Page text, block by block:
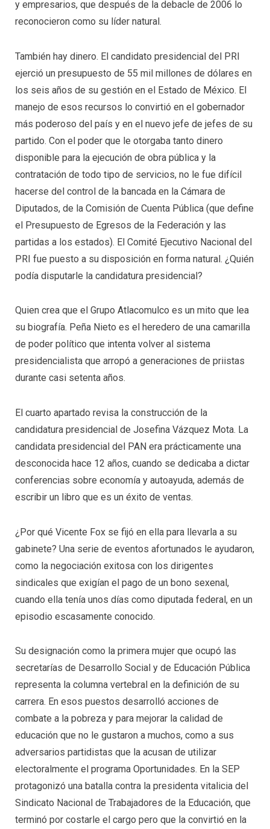
y empresarios, que después de la debacle de 2006 lo
reconocieron como su líder natural.
También hay dinero. El candidato presidencial del PRI
ejerció un presupuesto de 55 mil millones de dólares en
los seis años de su gestión en el Estado de México. El
manejo de esos recursos lo convirtió en el gobernador
más poderoso del país y en el nuevo jefe de jefes de su
partido. Con el poder que le otorgaba tanto dinero
disponible para la ejecución de obra pública y la
contratación de todo tipo de servicios, no le fue difícil
hacerse del control de la bancada en la Cámara de
Diputados, de la Comisión de Cuenta Pública (que define
el Presupuesto de Egresos de la Federación y las
partidas a los estados). El Comité Ejecutivo Nacional del
PRI fue puesto a su disposición en forma natural. ¿Quién
podía disputarle la candidatura presidencial?
Quien crea que el Grupo Atlacomulco es un mito que lea
su biografía. Peña Nieto es el heredero de una camarilla
de poder político que intenta volver al sistema
presidencialista que arropó a generaciones de priistas
durante casi setenta años.
El cuarto apartado revisa la construcción de la
candidatura presidencial de Josefina Vázquez Mota. La
candidata presidencial del PAN era prácticamente una
desconocida hace 12 años, cuando se dedicaba a dictar
conferencias sobre economía y autoayuda, además de
escribir un libro que es un éxito de ventas.
¿Por qué Vicente Fox se fijó en ella para llevarla a su
gabinete? Una serie de eventos afortunados le ayudaron,
como la negociación exitosa con los dirigentes
sindicales que exigían el pago de un bono sexenal,
cuando ella tenía unos días como diputada federal, en un
episodio escasamente conocido.
Su designación como la primera mujer que ocupó las
secretarías de Desarrollo Social y de Educación Pública
representa la columna vertebral en la definición de su
carrera. En esos puestos desarrolló acciones de
combate a la pobreza y para mejorar la calidad de
educación que no le gustaron a muchos, como a sus
adversarios partidistas que la acusan de utilizar
electoralmente el programa Oportunidades. En la SEP
protagonizó una batalla contra la presidenta vitalicia del
Sindicato Nacional de Trabajadores de la Educación, que
terminó por costarle el cargo pero que la convirtió en la